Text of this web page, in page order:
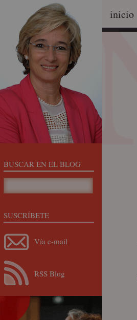
inicio
BUSCAR EN EL BLOG
SUSCRÍBETE
Vía e-mail
RSS Blog